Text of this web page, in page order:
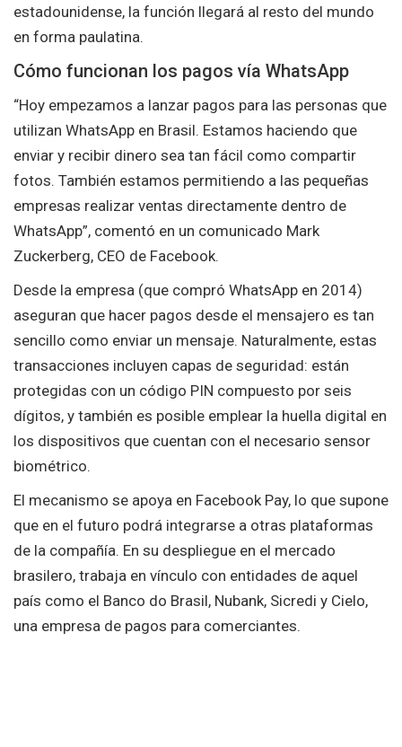
estadounidense, la función llegará al resto del mundo
en forma paulatina.
Cómo funcionan los pagos vía WhatsApp
“Hoy empezamos a lanzar pagos para las personas que
utilizan WhatsApp en Brasil. Estamos haciendo que
enviar y recibir dinero sea tan fácil como compartir
fotos. También estamos permitiendo a las pequeñas
empresas realizar ventas directamente dentro de
WhatsApp”, comentó en un comunicado Mark
Zuckerberg, CEO de Facebook.
Desde la empresa (que compró WhatsApp en 2014)
aseguran que hacer pagos desde el mensajero es tan
sencillo como enviar un mensaje. Naturalmente, estas
transacciones incluyen capas de seguridad: están
protegidas con un código PIN compuesto por seis
dígitos, y también es posible emplear la huella digital en
los dispositivos que cuentan con el necesario sensor
biométrico.
El mecanismo se apoya en Facebook Pay, lo que supone
que en el futuro podrá integrarse a otras plataformas
de la compañía. En su despliegue en el mercado
brasilero, trabaja en vínculo con entidades de aquel
país como el Banco do Brasil, Nubank, Sicredi y Cielo,
una empresa de pagos para comerciantes.